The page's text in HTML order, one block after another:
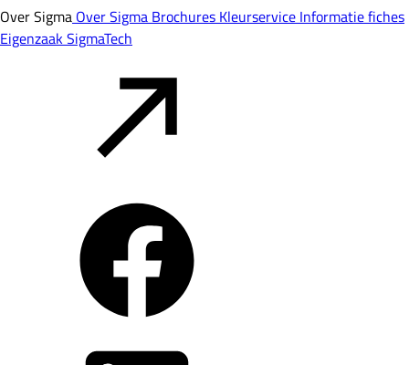
Over Sigma Over Sigma Brochures Kleurservice Informatie fiches
EigenzaakSigmaTech